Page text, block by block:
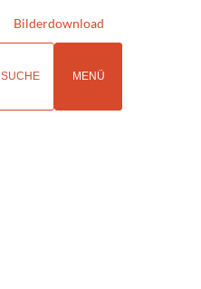
Bilderdownload
SUCHE MENÜ